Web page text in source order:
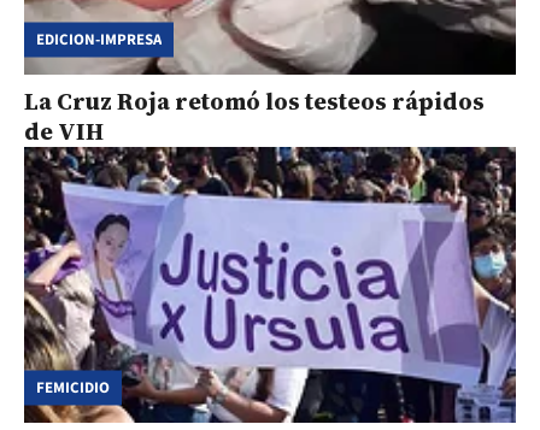
EDICION-IMPRESA
La Cruz Roja retomó los testeos rápidos
de VIH
FEMICIDIO